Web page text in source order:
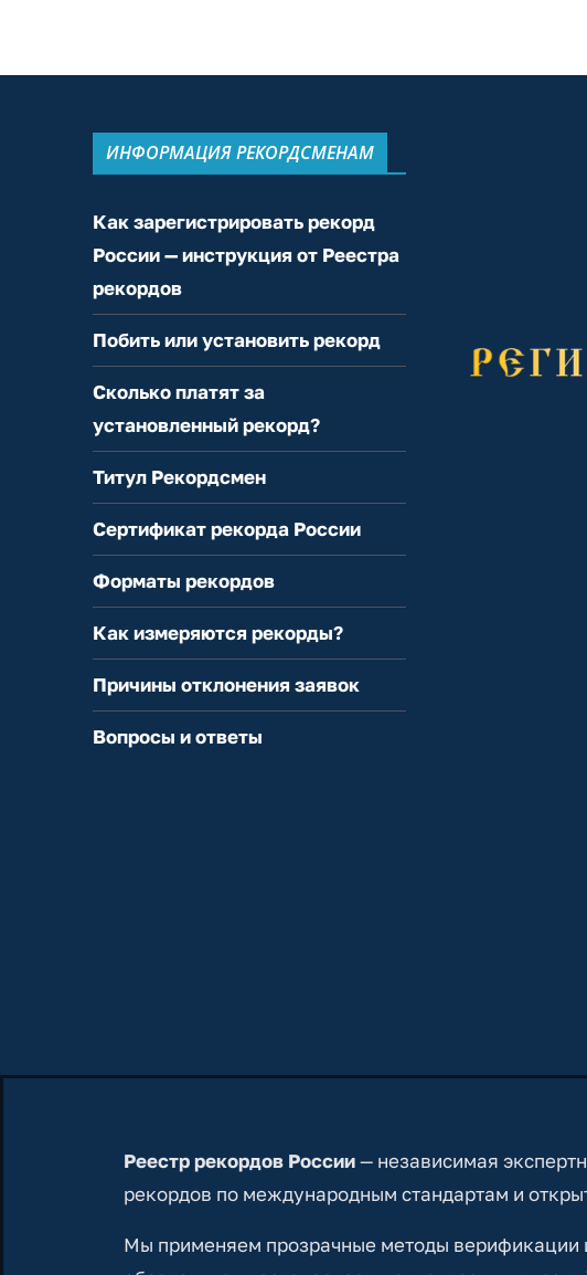
ИНФОРМАЦИЯ РЕКОРДСМЕНАМ
Как зарегистрировать рекорд
России — инструкция от Реестра
рекордов
Побить или установить рекорд
Сколько платят за
установленный рекорд?
Титул Рекордсмен
Сертификат рекорда России
Форматы рекордов
Как измеряются рекорды?
Причины отклонения заявок
Вопросы и ответы
Реестр рекордов России— независимая
рекордов по международным стандартам и
Мы применяем прозрачные методы верификации